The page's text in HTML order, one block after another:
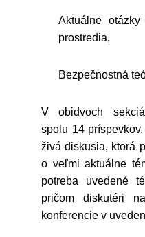
Aktuálne otázky
prostredia,
Bezpečnostná
V obidvoch
spolu 14
živá diskusia, ktorá
o veľmi aktuálne
potreba uvedené
pričom diskutéri
konferencie v